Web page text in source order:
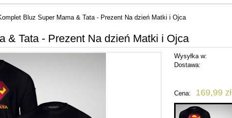
Bluz Super Mama & Tata - Prezent Na dzień Matki i Ojca
& Tata - Prezent Na dzień Matki i Ojca
Wysyłka w:
Dostawa:
płatnościCena: 169,99 zł